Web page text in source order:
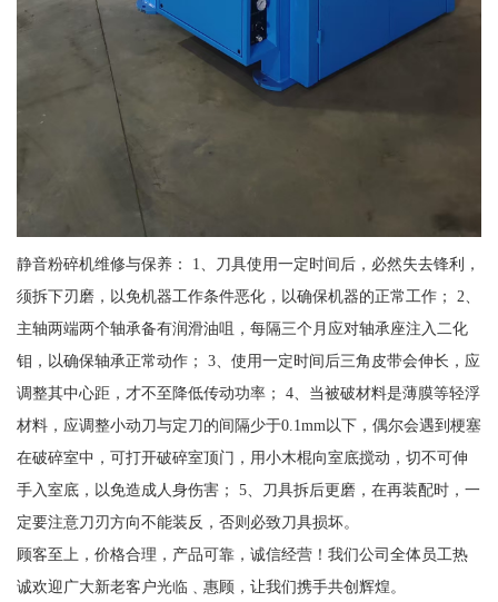
静音粉碎机维修与保养： 1、刀具使用一定时间后，必然失去锋利，
须拆下刃磨，以免机器工作条件恶化，以确保机器的正常工作； 2、
主轴两端两个轴承备有润滑油咀，每隔三个月应对轴承座注入二化
钼，以确保轴承正常动作； 3、使用一定时间后三角皮带会伸长，应
调整其中心距，才不至降低传动功率； 4、当被破材料是薄膜等轻浮
材料，应调整小动刀与定刀的间隔少于0.1mm以下，偶尔会遇到梗塞
在破碎室中，可打开破碎室顶门，用小木棍向室底搅动，切不可伸
手入室底，以免造成人身伤害； 5、刀具拆后更磨，在再装配时，一
定要注意刀刃方向不能装反，否则必致刀具损坏。
顾客至上，价格合理，产品可靠，诚信经营！我们公司全体员工热
诚欢迎广大新老客户光临﹑惠顾，让我们携手共创辉煌。